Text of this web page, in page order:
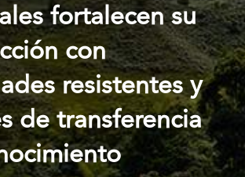
fortalecen su
con
resistentes y
de transferencia